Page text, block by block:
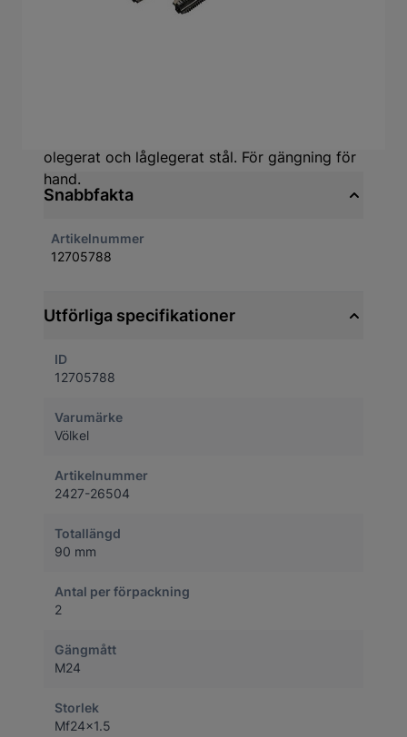
olegerat och låglegerat stål. För gängning för
hand.
Snabbfakta
Artikelnummer
12705788
Utförliga specifikationer
ID
12705788
Varumärke
Völkel
Artikelnummer
2427-26504
Totallängd
90 mm
Antal per förpackning
2
Gängmått
M24
Storlek
Mf24x1.5